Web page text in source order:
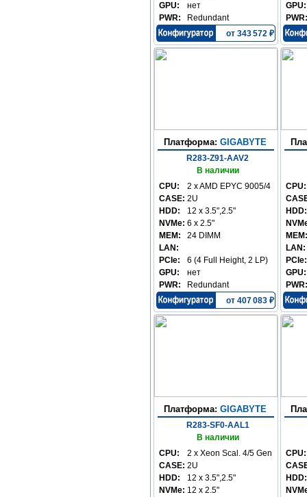
GPU:
нет
PWR:
Redundant
от 343 572 ₽
GPU:
PWR:
Платформа: GIGABYTE
R283-Z91-AAV2
В наличии
CPU:
2 x AMD EPYC 9005/4
CASE: 2U
HDD:
12 x 3.5",2.5"
NVMe: 6 x 2.5"
MEM:
24 DIMM
LAN:
PCIe:
6 (4 Full Height, 2 LP)
GPU:
нет
PWR:
Redundant
от 407 083 ₽
CPU:
HDD:
MEM:
LAN:
PCIe:
GPU:
PWR:
Платформа: GIGABYTE
R283-SF0-AAL1
В наличии
CPU:
2 x Xeon Scal. 4/5 Gen
CASE: 2U
HDD:
12 x 3.5",2.5"
NVMe: 12 x 2.5"
CPU:
HDD: